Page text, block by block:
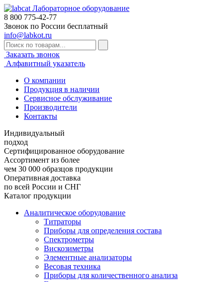
Лабораторное оборудование
8 800 775-42-77
Звонок по России бесплатный
info@labkot.ru
Заказать звонок
Алфавитный указатель
О компании
Продукция в наличии
Сервисное обслуживание
Производители
Контакты
Индивидуальный
подход
Сертифицированное оборудование
Ассортимент из более
чем 30 000 образцов продукции
Оперативная доставка
по всей России и СНГ
Каталог продукции
Аналитическое оборудование
Титраторы
Приборы для определения состава
Спектрометры
Вискозиметры
Элементные анализаторы
Весовая техника
Приборы для количественного анализа